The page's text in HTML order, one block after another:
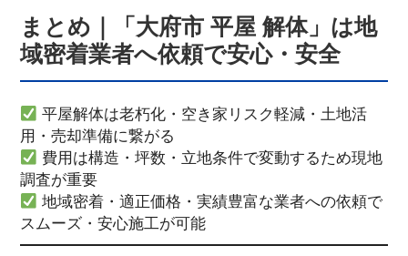
まとめ｜「大府市 平屋 解体」は地
域密着業者へ依頼で安心・安全
平屋解体は老朽化・空き家リスク軽減・土地活
用・売却準備に繋がる
費用は構造・坪数・立地条件で変動するため現地
調査が重要
地域密着・適正価格・実績豊富な業者への依頼で
スムーズ・安心施工が可能